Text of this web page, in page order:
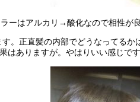
ーはアルカリ→酸化なので相性が
。正直髪の内部でどうなってる
はありますが。やはりいい感じで